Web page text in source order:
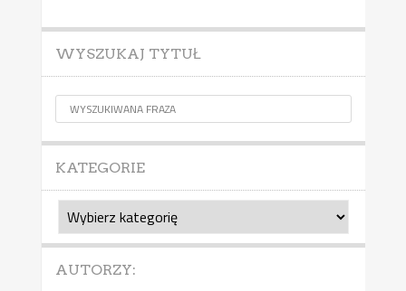
WYSZUKAJ TYTUŁ
KATEGORIE
Kategorie
AUTORZY: